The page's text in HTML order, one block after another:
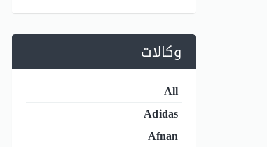
وكالات
All
Adidas
Afnan